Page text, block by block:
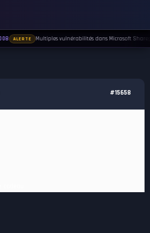
#15658
ALERTE Multiples vulnérabilités dans Microsoft